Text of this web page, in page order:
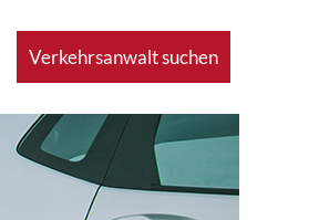
Verkehrsanwalt suchen